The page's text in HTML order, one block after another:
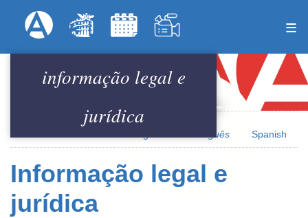
para
principal
Menú Superior
informação legal e
jurídica
Português Spanish
Informação legal e
jurídica